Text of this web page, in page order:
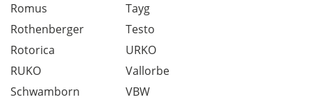
Romus
Rothenberger
Rotorica
RUKO
Schwamborn
Tayg
Testo
URKO
Vallorbe
VBW